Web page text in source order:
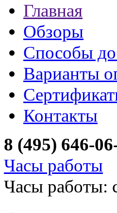
Главная
Обзоры
Способы
Варианты
Контакты
8 (495) 646-
Часы работы
Часы работы: